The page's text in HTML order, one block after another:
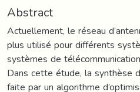
Abstract
Actuellement, le réseau
plus utilisé pour différents
systèmes de
Dans cette étude, la synthèse
faite par un algorithme